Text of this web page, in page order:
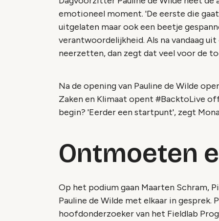
emotioneel moment. 'De eerste die
uitgelaten maar ook een beetje
verantwoordelijkheid. Als na vandaag
neerzetten, dan zegt dat veel voor de
Na de opening van Pauline de Wilde
Zaken en Klimaat opent #BacktoLive
begin? 'Eerder een startpunt', zegt
Ontmoeten
Op het podium gaan Maarten Schram,
Pauline de Wilde met elkaar in gesprek.
hoofdonderzoeker van het Fieldlab